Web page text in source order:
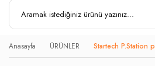
Anasayfa ÜRÜNLER Startech